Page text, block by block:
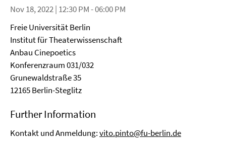
Nov 18, 2022 | 12:30 PM - 06:00 PM
Freie Universität Berlin
Institut für Theaterwissenschaft
Anbau Cinepoetics
Konferenzraum 031/032
Grunewaldstraße 35
12165 Berlin-Steglitz
Further Information
Kontakt und Anmeldung:vito.pinto@fu-berlin.de